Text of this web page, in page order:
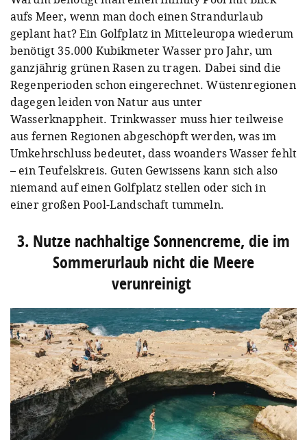
aufs Meer, wenn man doch einen Strandurlaub
geplant hat? Ein Golfplatz in Mitteleuropa wiederum
benötigt 35.000 Kubikmeter Wasser pro Jahr, um
ganzjährig grünen Rasen zu tragen. Dabei sind die
Regenperioden schon eingerechnet. Wüstenregionen
dagegen leiden von Natur aus unter
Wasserknappheit. Trinkwasser muss hier teilweise
aus fernen Regionen abgeschöpft werden, was im
Umkehrschluss bedeutet, dass woanders Wasser fehlt
– ein Teufelskreis. Guten Gewissens kann sich also
niemand auf einen Golfplatz stellen oder sich in
einer großen Pool-Landschaft tummeln.
3. Nutze nachhaltige Sonnencreme, die im
Sommerurlaub nicht die Meere
verunreinigt⁠